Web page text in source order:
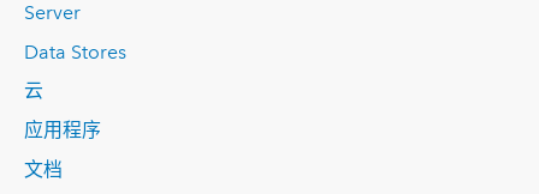
Server
Data Stores
云
应用程序
文档